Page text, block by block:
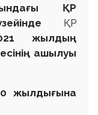
ҚР
ҚР
жылдың
ашылуы
жылдығына